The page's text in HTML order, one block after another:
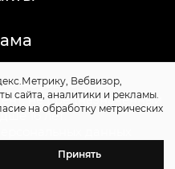
Magazine
не предназначенный
16 лет.
данных
Вебвизор,
сайта, аналитики и рекламы.
на обработку метрических
Принять